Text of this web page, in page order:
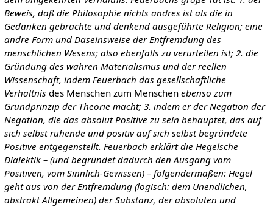
Beweis, daß die Philosophie nichts andres ist als die in
Gedanken gebrachte und denkend ausgeführte Religion; eine
andre Form und Daseinsweise der Entfremdung des
menschlichen Wesens; also ebenfalls zu verurteilen ist; 2. die
Gründung des wahren Materialismus und der reellen
Wissenschaft, indem Feuerbach das gesellschaftliche
Verhältnis des Menschen zum Menschenebenso zum
Grundprinzip der Theorie macht; 3. indem er der Negation der
Negation, die das absolut Positive zu sein behauptet, das auf
sich selbst ruhende und positiv auf sich selbst begründete
Positive entgegenstellt. Feuerbach erklärt die Hegelsche
Dialektik – (und begründet dadurch den Ausgang vom
Positiven, vom Sinnlich-Gewissen) – folgendermaßen: Hegel
geht aus von der Entfremdung (logisch: dem Unendlichen,
abstrakt Allgemeinen) der Substanz, der absoluten und